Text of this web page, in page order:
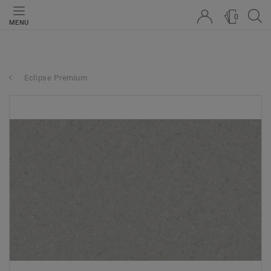
MENU
0
Eclipse Premium